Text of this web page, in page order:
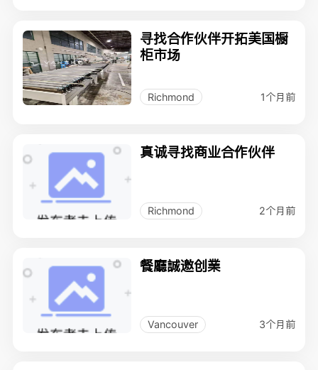
寻找合作伙伴开拓美国橱
柜市场
Richmond 1个月前
真诚寻找商业合作伙伴
Richmond 2个月前
餐廳誠邀创業
Vancouver 3个月前